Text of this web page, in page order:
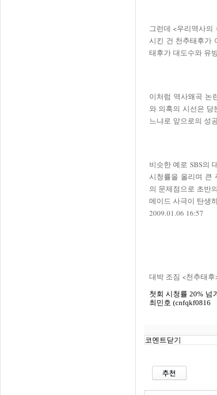
그런데 <우리역사의
시킨 건 천추태후가
태후가 대도수와 유
이처럼 역사왜곡 논
와 의혹의 시선은
느냐로 앞으로의 성
비슷한 예로 SBS의
시청률을 올리며 큰
의 문제점으로 초반
메이드 사극이 탄생
2009.01.06 16:57
대박 조짐 <천추태
첫회 시청률 20% 넘
최민호 (cnfqkf0816
코멘트닫기